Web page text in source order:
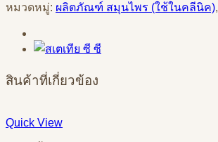
หมวดหมู่: ผลิตภัณฑ์ สมุนไพร (ใช้ในคลีนิค),
สินค้าที่เกี่ยวข้อง
Quick View